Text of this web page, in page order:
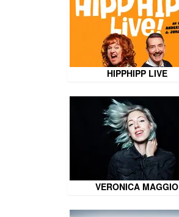
HIPPHIPP LIVE
VERONICA MAGGIO